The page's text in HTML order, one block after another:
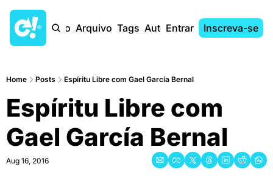
Início Arquivo Tags AutoresEntrar Inscreva-se
Home Posts Espíritu Libre com Gael García Bernal
Espíritu Libre com
Gael García Bernal
Aug 16, 2016